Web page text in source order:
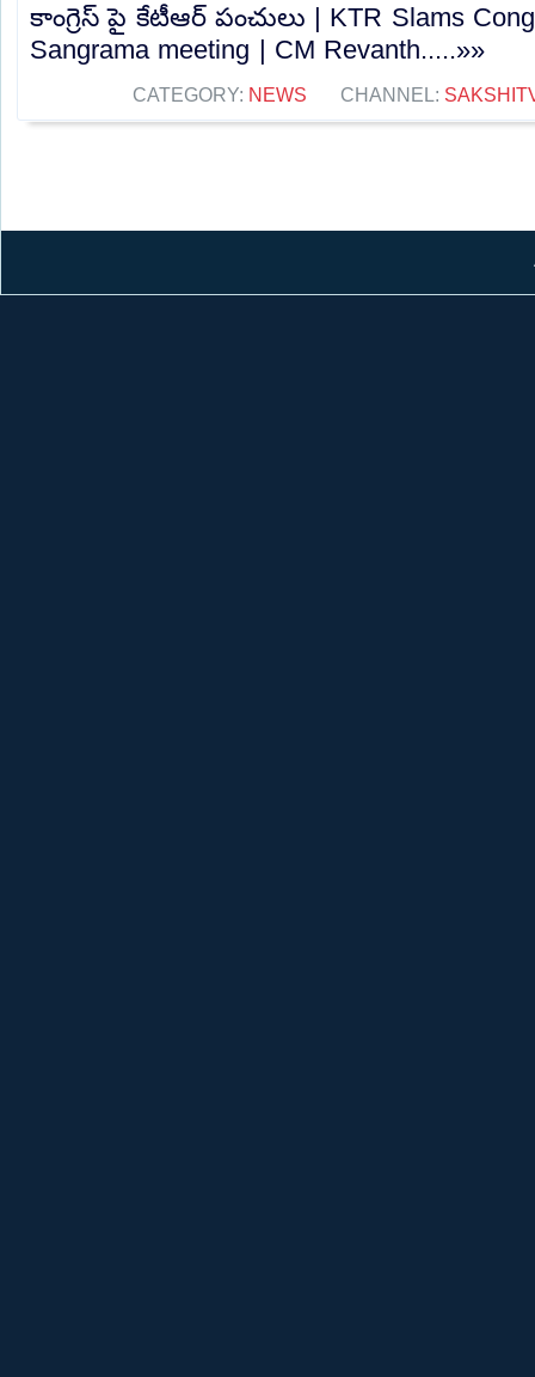
కాంగ్రెస్ పై కేటీఆర్ పంచులు | KTR Slams
Sangrama meeting | CM Revanth.....»»
CATEGORY: NEWS CHANNEL: